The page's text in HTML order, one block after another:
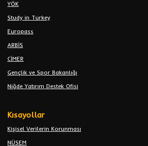
YÖK
Study in Turkey
Europass
ARBİS
CİMER
Gençlik ve Spor Bakanlığı
Niğde Yatırım Destek Ofisi
Kısayollar
Kişisel Verilerin Korunması
NÜSEM